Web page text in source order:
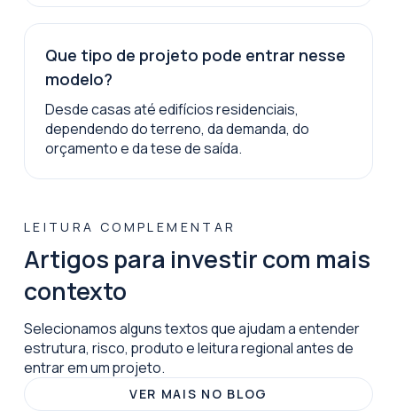
Que tipo de projeto pode entrar nesse
modelo?
Desde casas até edifícios residenciais,
dependendo do terreno, da demanda, do
orçamento e da tese de saída.
LEITURA COMPLEMENTAR
Artigos para investir com mais
contexto
Selecionamos alguns textos que ajudam a entender
estrutura, risco, produto e leitura regional antes de
entrar em um projeto.
VER MAIS NO BLOG